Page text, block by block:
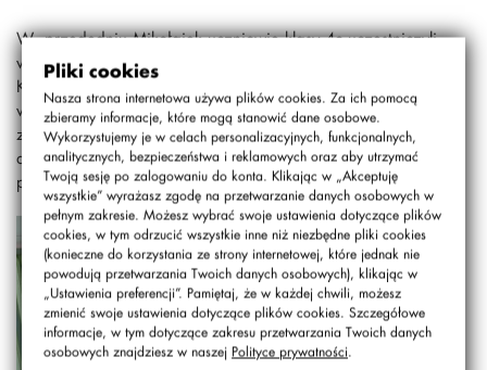
Pliki cookies
Nasza strona internetowa używa plików cookies. Za ich pomocą
zbieramy informacje, które mogą stanowić dane osobowe.
Wykorzystujemy je w celach personalizacyjnych, funkcjonalnych,
analitycznych, bezpieczeństwa i reklamowych oraz aby utrzymać
Twoją sesję po zalogowaniu do konta. Klikając w „Akceptuję
wszystkie” wyrażasz zgodę na przetwarzanie danych osobowych w
pełnym zakresie. Możesz wybrać swoje ustawienia dotyczące plików
cookies, w tym odrzucić wszystkie inne niż niezbędne pliki cookies
(konieczne do korzystania ze strony internetowej, które jednak nie
powodują przetwarzania Twoich danych osobowych), klikając w
„Ustawienia preferencji”. Pamiętaj, że w każdej chwili, możesz
zmienić swoje ustawienia dotyczące plików cookies. Szczegółowe
informacje, w tym dotyczące zakresu przetwarzania Twoich danych
osobowych znajdziesz w naszej Polityce prywatności.
W przededniu Mikołajek uczniowie klasy 4c uczestniczyli
w spotkaniu świątecznym w zaprzyjaźnionym DPS
Kombatant, podczas którego wspólnie z kombatantami
wykonywali ozdoby świąteczne. Uczniowie z ogromnym
zaangażowaniem wspierali seniorów, a pracę umilały
dyskusje przy stoliku młodego i znacznie starszego
pokolenia.